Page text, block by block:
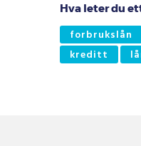
Hva leter du
forbrukslån
kreditt